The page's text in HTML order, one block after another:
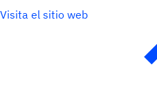
Visita el sitio web